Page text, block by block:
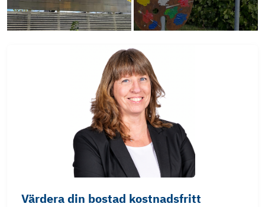
Värdera din bostad kostnadsfritt